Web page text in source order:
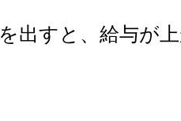
出すと、給与が